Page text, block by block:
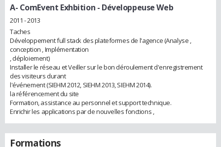
A- ComEvent Exhbition - Développeuse Web
2011 - 2013
Taches
Développement full stack des plateformes de l'agence (Analyse ,
conception , Implémentation
, déploiement)
Installer le réseau et Veiller sur le bon déroulement d'enregistrement
des visiteurs durant
l'événement (SIEHM 2012, SIEHM 2013, SIEHM 2014).
la référencement du site
Formation, assistance au personnel et support technique.
Enrichir les applications par de nouvelles fonctions ,
Formations